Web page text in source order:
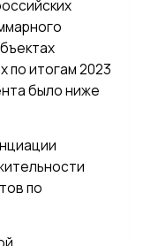
по итогам 2023
было ниже
по